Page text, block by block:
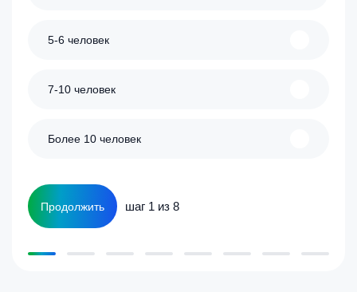
5-6 человек
7-10 человек
Более 10 человек
Продолжить шаг 1 из 8